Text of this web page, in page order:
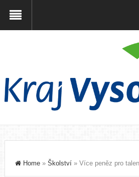
Home» Školství» Více peněz pro